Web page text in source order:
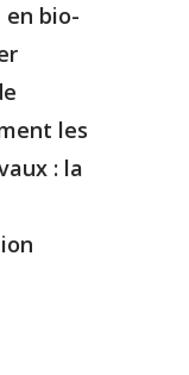
bio-
les
: la